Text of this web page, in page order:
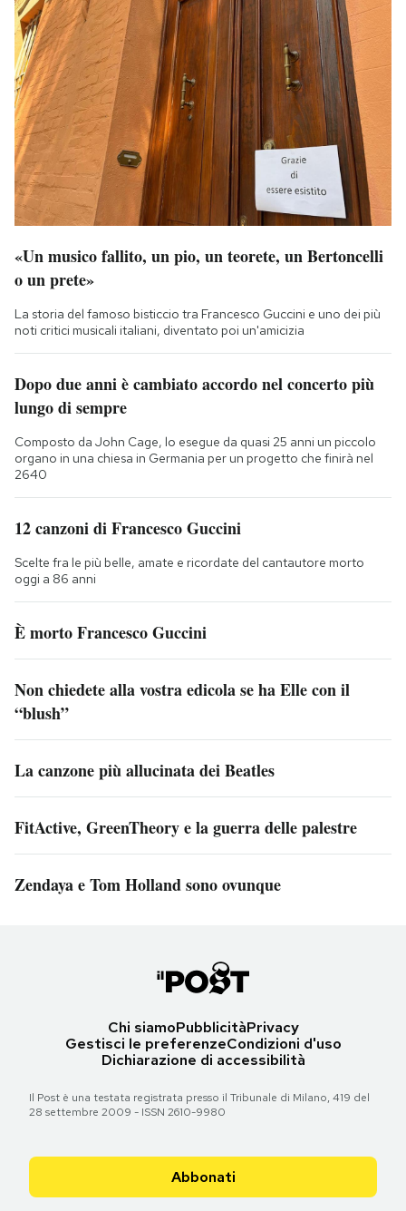
«Un musico fallito, un pio, un teorete, un Bertoncelli
o un prete»
La storia del famoso bisticcio tra Francesco Guccini e uno dei più
noti critici musicali italiani, diventato poi un'amicizia
Dopo due anni è cambiato accordo nel concerto più
lungo di sempre
Composto da John Cage, lo esegue da quasi 25 anni un piccolo
organo in una chiesa in Germania per un progetto che finirà nel
2640
12 canzoni di Francesco Guccini
Scelte fra le più belle, amate e ricordate del cantautore morto
oggi a 86 anni
È morto Francesco Guccini
Non chiedete alla vostra edicola se ha Elle con il
“blush”
La canzone più allucinata dei Beatles
FitActive, GreenTheory e la guerra delle palestre
Zendaya e Tom Holland sono ovunque
Chi siamoPubblicitàPrivacy
Gestisci le preferenzeCondizioni d'uso
Dichiarazione di accessibilità
Il Post è una testata registrata presso il Tribunale di Milano, 419 del
28 settembre 2009 - ISSN 2610-9980
Abbonati